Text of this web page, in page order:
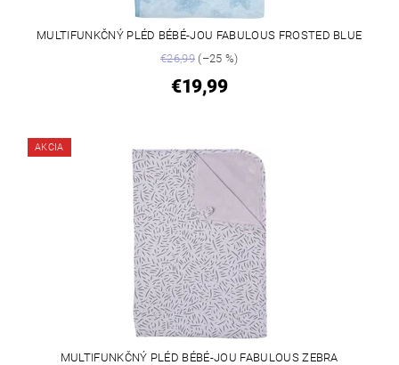
MULTIFUNKČNÝ PLÉD BÉBÉ-JOU FABULOUS FROSTED BLUE
€26,99(–25 %)
€19,99
AKCIA
MULTIFUNKČNÝ PLÉD BÉBÉ-JOU FABULOUS ZEBRA